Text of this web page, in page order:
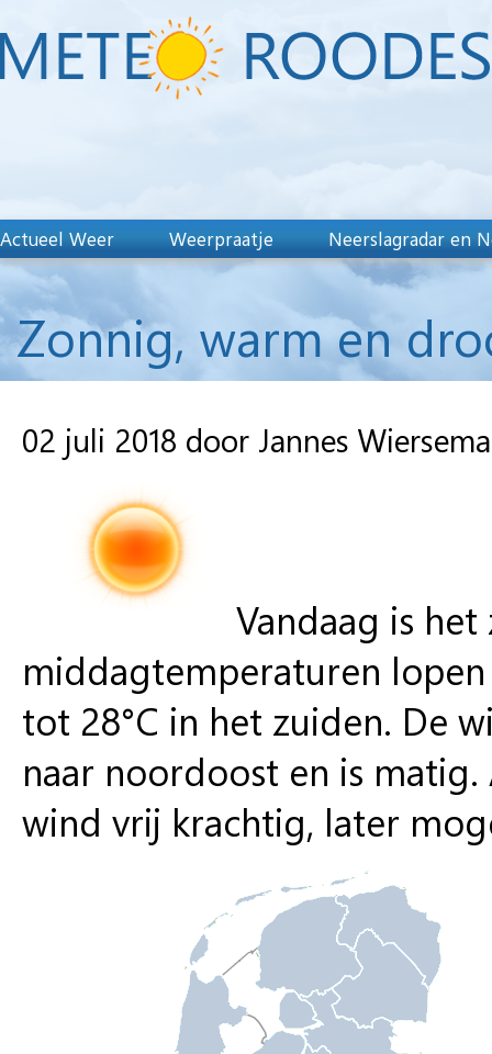
Actueel Weer Weerpraatje Neerslagradar en
Zonnig, warm en
02 juli 2018 door Jannes Wiersema
Vandaag is
middagtemperaturen
tot 28°C in het zuiden. De
naar noordoost en is
wind vrij krachtig, later